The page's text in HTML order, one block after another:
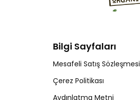
Bilgi Sayfaları
Mesafeli Satış Sözleşmesi
Çerez Politikası
Aydınlatma Metni